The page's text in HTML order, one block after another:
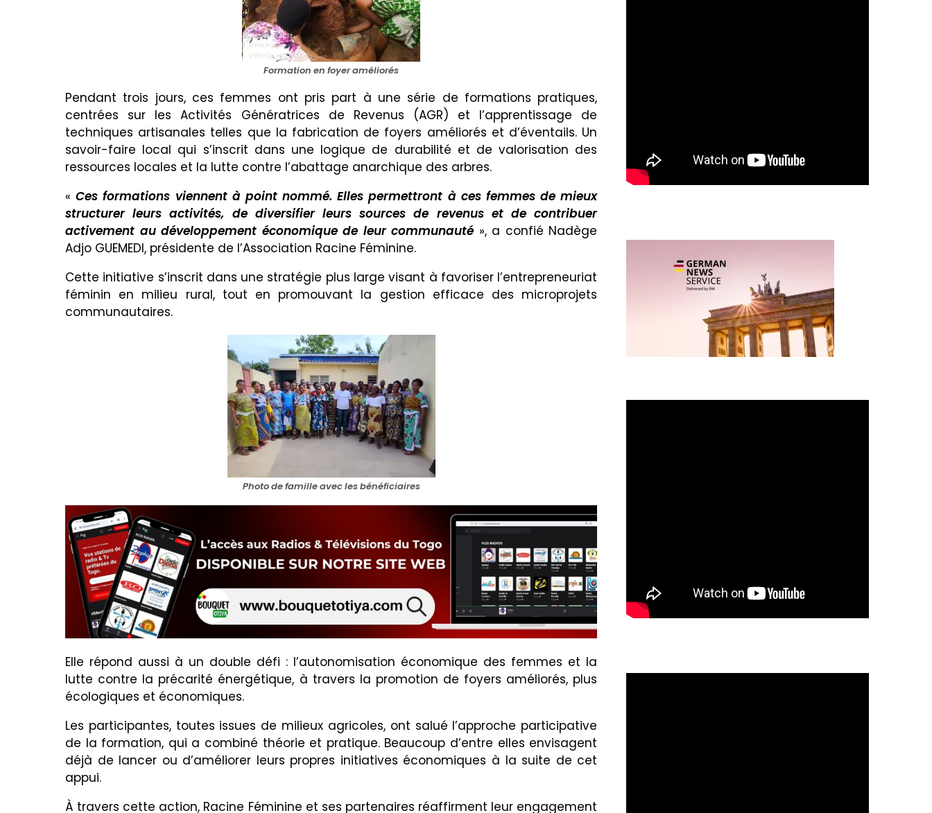
Formation en foyer améliorés
Pendant trois jours, ces femmes ont pris part à une série de formations pratiques,
centrées sur les Activités Génératrices de Revenus (AGR) et l’apprentissage de
techniques artisanales telles que la fabrication de foyers améliorés et d’éventails. Un
savoir-faire local qui s’inscrit dans une logique de durabilité et de valorisation des
ressources locales et la lutte contre l’abattage anarchique des arbres.
«Ces formations viennent à point nommé. Elles permettront à ces femmes de mieux
structurer leurs activités, de diversifier leurs sources de revenus et de contribuer
activement au développement économique de leur communauté », a confié Nadège
Adjo GUEMEDI, présidente de l’Association Racine Féminine.
Cette initiative s’inscrit dans une stratégie plus large visant à favoriser l’entrepreneuriat
féminin en milieu rural, tout en promouvant la gestion efficace des microprojets
communautaires.
Photo de famille avec les bénéficiaires
Elle répond aussi à un double défi : l’autonomisation économique des femmes et la
lutte contre la précarité énergétique, à travers la promotion de foyers améliorés, plus
écologiques et économiques.
Les participantes, toutes issues de milieux agricoles, ont salué l’approche participative
de la formation, qui a combiné théorie et pratique. Beaucoup d’entre elles envisagent
déjà de lancer ou d’améliorer leurs propres initiatives économiques à la suite de cet
appui.
À travers cette action, Racine Féminine et ses partenaires réaffirment leur engagement